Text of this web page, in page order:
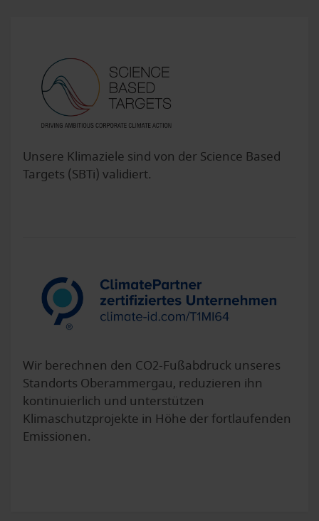
Unsere Klimaziele sind von der Science Based
Targets (SBTi) validiert.
Wir berechnen den CO2-Fußabdruck unseres
Standorts Oberammergau, reduzieren ihn
kontinuierlich und unterstützen
Klimaschutzprojekte in Höhe der fortlaufenden
Emissionen.